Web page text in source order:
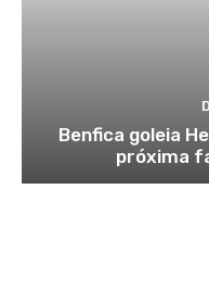
Benfica goleia
próxima